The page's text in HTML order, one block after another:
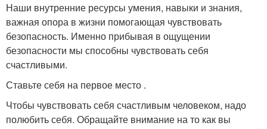
Наши внутренние ресурсы умения, навыки и знания,
важная опора в жизни помогающая чувствовать
безопасность. Именно прибывая в ощущении
безопасности мы способны чувствовать себя
счастливыми.
Ставьте себя на первое место .
Чтобы чувствовать себя счастливым человеком, надо
полюбить себя. Обращайте внимание на то как вы